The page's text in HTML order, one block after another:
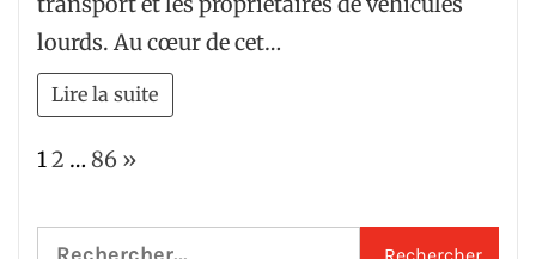
lourds. Au cœur de cet…
Lire la suite
Page:
12 … 86 Next
»
Rechercher :